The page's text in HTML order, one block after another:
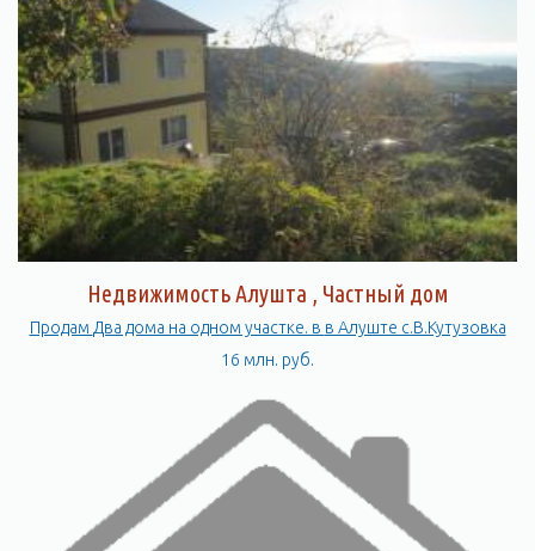
Недвижимость Алушта , Частный дом
Продам Два дома на одном участке. в в Алуште с.В.Кутузовка
16 млн. руб.